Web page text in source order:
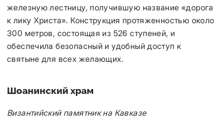
железную лестницу, получившую название «дорога
к лику Христа». Конструкция протяженностью около
300 метров, состоящая из 526 ступеней, и
обеспечила безопасный и удобный доступ к
святыне для всех желающих.
Шоанинский храм
Византийский памятник на Кавказе